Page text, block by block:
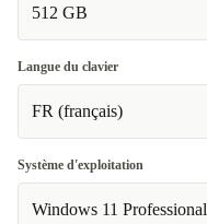
512 GB
Langue du clavier
FR (français)
Système d'exploitation
Windows 11 Professional